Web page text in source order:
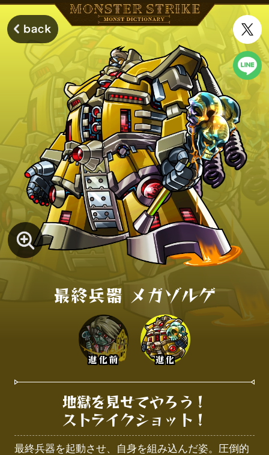
最終兵器 メガゾルゲ
進化前 進化
地獄を見せてやろう！
ストライクショット！
最終兵器を起動させ、自身を組み込んだ姿。圧倒的